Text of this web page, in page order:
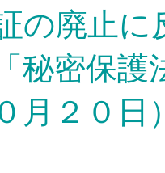
の廃止
秘密保
月２０日